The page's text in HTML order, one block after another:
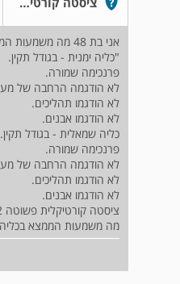
אני בת 48 מה משמעות הממצא באוטראסאונד כליות.
"כליה ימנית - בגודל תקין.
פרנכימה שמורה.
לא הודגמה הרחבה של
לא הודגמו תהליכים.
לא הודגמו אבנים.
כליה שמאלית - בגודל תקין.
פרנכימה שמורה.
לא הודגמה הרחבה של
לא הודגמו תהליכים.
לא הודגמו אבנים.
ציסטה קורטיקלית פשוטה 1,2 ס"מ"
מה משמעות הממצא